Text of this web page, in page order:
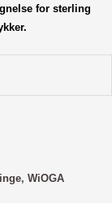
for sterling
, WiOGA